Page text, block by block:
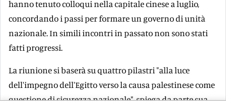
hanno tenuto colloqui nella capitale cinese a luglio,
concordando i passi per formare un governo di unità
nazionale. In simili incontri in passato non sono stati
fatti progressi.
La riunione si baserà su quattro pilastri "alla luce
dell'impegno dell'Egitto verso la causa palestinese come